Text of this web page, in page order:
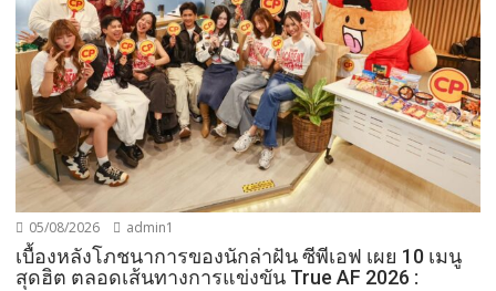
05/08/2026 admin1
เบื้องหลังโภชนาการของนักล่าฝัน ซีพีเอฟ เผย 10 เมนู
สุดฮิต ตลอดเส้นทางการแข่งขัน True AF 2026 :